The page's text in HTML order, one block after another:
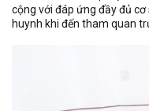
cộng với đáp ứng đầy đủ
huynh khi đến tham quan